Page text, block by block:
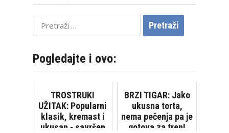
Pretraži:
Pogledajte i ovo:
TROSTRUKI
UŽITAK: Popularni
klasik, kremast i
ukusan - savršen
BRZI TIGAR: Jako
ukusna torta,
nema pečenja pa je
gotova za tren!